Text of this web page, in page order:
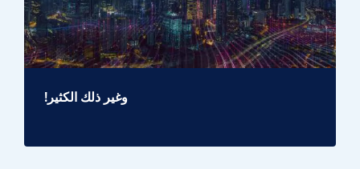
وغير ذلك الكثير!